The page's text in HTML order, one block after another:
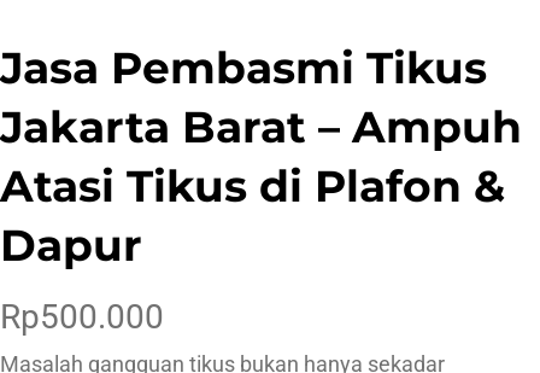
Jasa Pembasmi Tikus
Jakarta Barat – Ampuh
Atasi Tikus di Plafon &
Dapur
Rp500.000
Masalah gangguan tikus bukan hanya sekadar